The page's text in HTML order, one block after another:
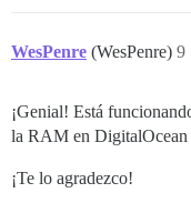
WesPenre (WesPenre) 9
¡Genial! Está
la RAM en DigitalOcean
¡Te lo agradezco!